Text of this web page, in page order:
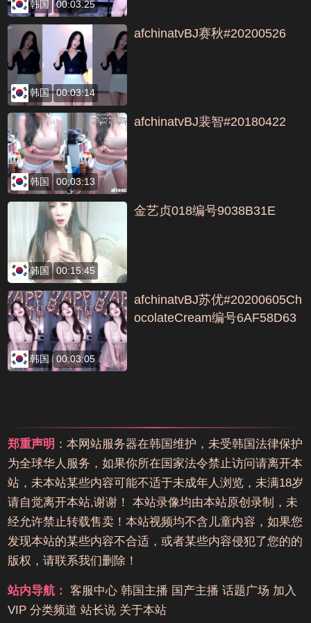
韩国 00:03:25
韩国 00:03:14
afchinatvBJ赛秋#20200526
韩国 00:03:13
afchinatvBJ裴智#20180422
韩国 00:15:45
金艺贞018编号9038B31E
韩国 00:03:05
afchinatvBJ苏优#20200605Ch
ocolateCream编号6AF58D63
郑重声明 ：本网站服务器在韩国维护，未受韩国法律保护
为全球华人服务，如果你所在国家法令禁止访问请离开本
站，未本站某些内容可能不适于未成年人浏览，未满18岁
请自觉离开本站,谢谢！ 本站录像均由本站原创录制，未
经允许禁止转载售卖！本站视频均不含儿童内容，如果您
发现本站的某些内容不合适，或者某些内容侵犯了您的的
版权，请联系我们删除！
站内导航： 客服中心 韩国主播 国产主播 话题广场 加入
VIP 分类频道 站长说 关于本站